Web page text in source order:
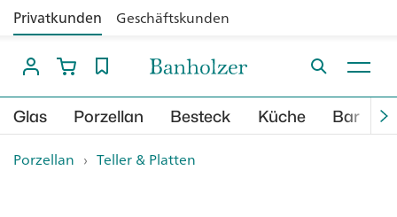
Privatkunden Geschäftskunden
Glas Porzellan Besteck Küche Bar
Porzellan › Teller & Platten